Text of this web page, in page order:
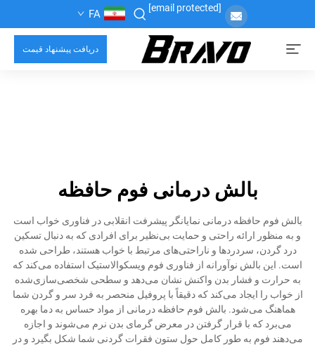
[email protected]
FA
دریافت پیشنهاد قیمت
بالش درمانی فوم حافظه
بالش فوم حافظه درمانی نمایانگر پیشرفت انقلابی در فناوری خواب است
و به منظور ارائه راحتی و حمایت بی‌نظیر برای افرادی که به دنبال تسکین
درد گردن، سردردها و ناراحتی‌های مرتبط با خواب هستند، طراحی شده
است. این بالش نوآورانه از فناوری فوم ویسکوالاستیک استفاده می‌کند که
به حرارت و فشار بدن واکنش نشان می‌دهد و سطحی شخصی‌سازی‌شده
از خواب را ایجاد می‌کند که دقیقاً با پروفیل منحصر به فرد سر و گردن شما
هماهنگ می‌شود. بالش فوم حافظه درمانی از مواد حساس به دما بهره
می‌برد که با قرار گرفتن در معرض گرمای بدن نرم می‌شوند و اجازه
می‌دهند فوم به طور کامل حول ستون فقرات گردنی شما شکل بگیرد و در